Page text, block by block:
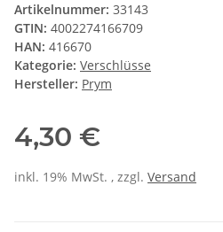
Artikelnummer: 33143
GTIN: 4002274166709
HAN: 416670
Kategorie: Verschlüsse
Hersteller: Prym
4,30 €
inkl. 19% MwSt. , zzgl. Versand